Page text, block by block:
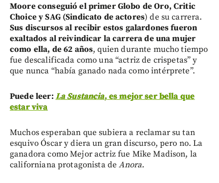
Moore conseguió el primer Globo de Oro, Critic
Choice y SAG (Sindicato de actores) de su carrera.
Sus discursos al recibir estos galardones fueron
exaltados al reivindicar la carrera de una mujer
como ella, de 62 años, quien durante mucho tiempo
fue descalificada como una “actriz de crispetas” y
que nunca “había ganado nada como intérprete”.
Puede leer: La Sustancia, es mejor ser bella que
estar viva
Muchos esperaban que subiera a reclamar su tan
esquivo Óscar y diera un gran discurso, pero no. La
ganadora como Mejor actriz fue Mike Madison, la
californiana protagonista deAnora.